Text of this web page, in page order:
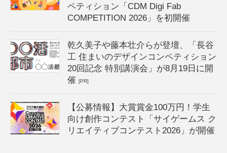
ペティション「CDM Digi Fab
COMPETITION 2026」を初開催
乾久美子や藤本壮介らが登壇、「長谷
工 住まいのデザインコンペティション
20回記念 特別講演会」が8月19日に開
催[PR]
【公募情報】大賞賞金100万円！学生
向け創作コンテスト「サイゲームス ク
リエイティブコンテスト2026」が開催